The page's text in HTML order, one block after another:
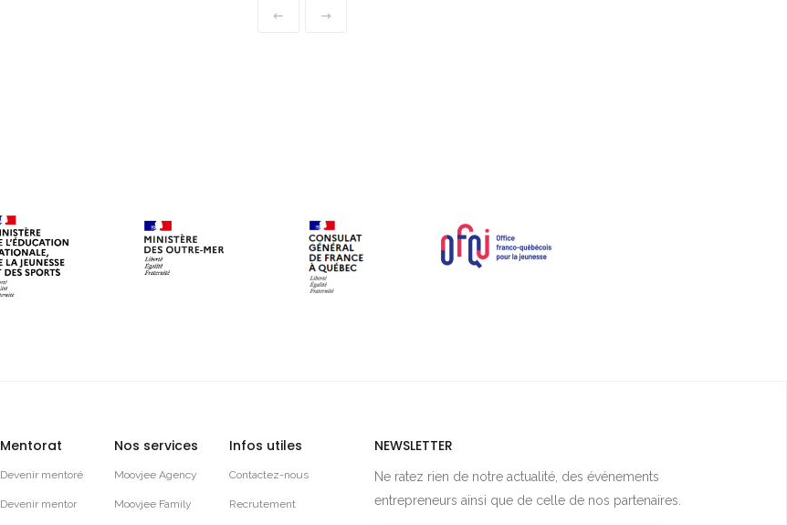
Mentorat
Devenir mentoré
Devenir mentor
Nos services
Moovjee Agency
Moovjee Family
Infos utiles
Contactez-nous
Recrutement
NEWSLETTER
Ne ratez rien de notre actualité, des événements
entrepreneurs ainsi que de celle de nos partenaires.